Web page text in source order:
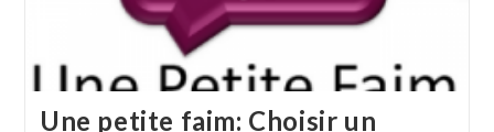
Une petite faim: Choisir un